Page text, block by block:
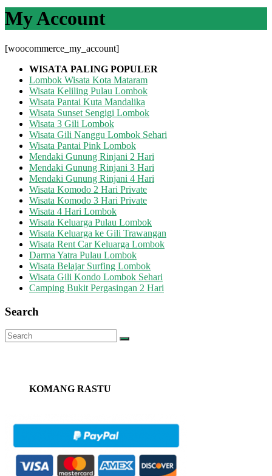
My Account
[woocommerce_my_account]
WISATA PALING POPULER
Lombok Wisata Kota Mataram
Wisata Keliling Pulau Lombok
Wisata Pantai Kuta Mandalika
Wisata Sunset Sengigi Lombok
Wisata 3 Gili Lombok
Wisata Gili Nanggu Lombok Sehari
Wisata Pantai Pink Lombok
Mendaki Gunung Rinjani 2 Hari
Mendaki Gunung Rinjani 3 Hari
Mendaki Gunung Rinjani 4 Hari
Wisata Komodo 2 Hari Private
Wisata Komodo 3 Hari Private
Wisata 4 Hari Lombok
Wisata Keluarga Pulau Lombok
Wisata Keluarga ke Gili Trawangan
Wisata Rent Car Keluarga Lombok
Darma Yatra Pulau Lombok
Wisata Belajar Surfing Lombok
Wisata Gili Kondo Lombok Sehari
Camping Bukit Pergasingan 2 Hari
Search
KOMANG RASTU